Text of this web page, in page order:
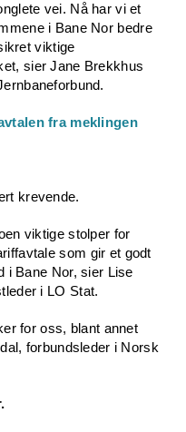
vei. Nå har vi et
i Bane Nor bedre
viktige
sier Jane Brekkhus
fra meklingen
krevende.
viktige stolper for
som gir et godt
i Bane Nor, sier Lise
i LO Stat.
for oss, blant annet
forbundsleder i Norsk